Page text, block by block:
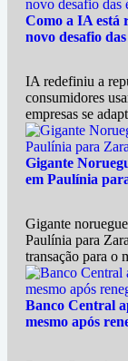
Como a IA está
novo desafio
IA redefiniu a
consumidores
empresas se
Gigante
em Paulínia
Gigante
Paulínia para
transação para o
Banco Central
mesmo após